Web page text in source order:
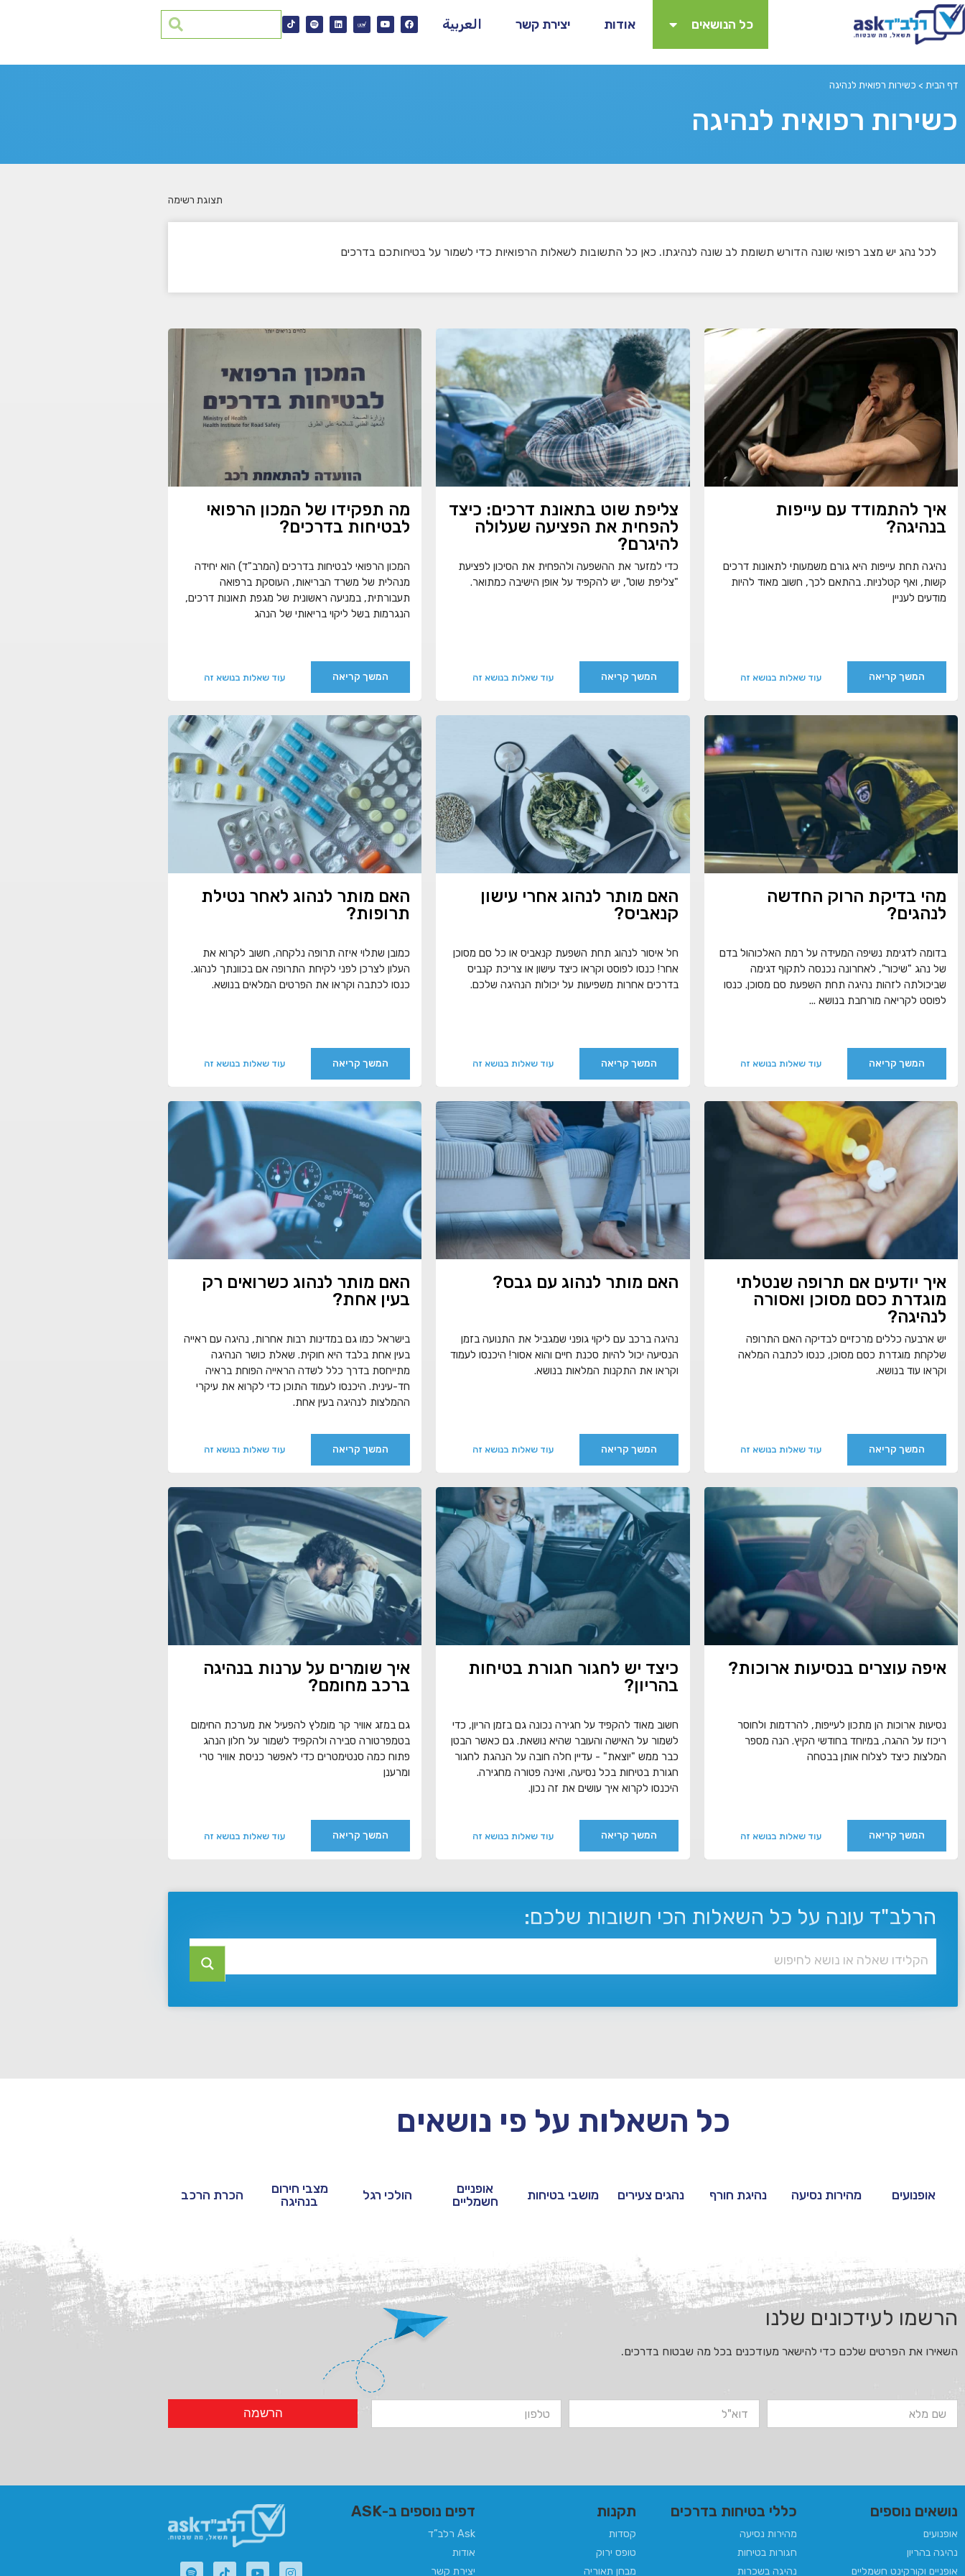
כל הנושאים אודות יצירת קשר العربية
דף הבית > כשירות רפואית לנהיגה​
כשירות רפואית לנהיגה​
תצוגת רשימה
לכל נהג יש מצב רפואי שונה הדורש תשומת לב שונה לנהיגתו. כאן כל התשובות לשאלות הרפואיות כדי לשמור על בטיחותכם בדרכים
איך להתמודד עם עייפות
בנהיגה?
נהיגה תחת עייפות היא גורם משמעותי לתאונות דרכים
קשות, ואף קטלניות. בהתאם לכך, חשוב מאוד להיות
מודעים לעניין
המשך קריאה עוד שאלות בנושא זה
צליפת שוט בתאונת דרכים: כיצד
להפחית את הפציעה שעלולה
להיגרם?
כדי למזער את ההשפעה ולהפחית את הסיכון לפציעת
"צליפת שוט", יש להקפיד על אופן הישיבה כמתואר.
המשך קריאה עוד שאלות בנושא זה
מה תפקידו של המכון הרפואי
לבטיחות בדרכים?
המכון הרפואי לבטיחות בדרכים (המרב"ד) הוא יחידה
מנהלית של משרד הבריאות, העוסקת ברפואה
תעבורתית, במניעה ראשונית של מגפת תאונות דרכים,
הנגרמות בשל ליקוי בריאותי של הנהג
המשך קריאה עוד שאלות בנושא זה
מהי בדיקת הרוק החדשה
לנהגים?
בדומה לדגימת נשיפה המעידה על רמת האלכוהול בדם
של נהג "שיכור", לאחרונה נכנסה לתקוף דגימה
שביכולתה לזהות נהיגה תחת השפעת סם מסוכן. כנסו
לפוסט לקריאה מורחבת בנושא ...
המשך קריאה עוד שאלות בנושא זה
האם מותר לנהוג אחרי עישון
קנאביס?
חל איסור לנהוג תחת השפעת קנאביס או כל סם מסוכן
אחר! כנסו לפוסט וקראו כיצד עישון או צריכת קנביס
בדרכים אחרות משפיעות על יכולות הנהיגה שלכם.
המשך קריאה עוד שאלות בנושא זה
האם מותר לנהוג לאחר נטילת
תרופות?
כמובן שתלוי איזה תרופה נלקחה, חשוב לקרוא את
העלון לצרכן לפני לקיחת התרופה אם בכוונתך לנהוג.
כנסו לכתבה וקראו את הפרטים המלאים בנושא.
המשך קריאה עוד שאלות בנושא זה
איך יודעים אם תרופה שנטלתי
מוגדרת כסם מסוכן ואסורה
לנהיגה?
יש ארבעה כללים מרכזיים לבדיקה האם התרופה
שלקחת מוגדרת כסם מסוכן, כנסו לכתבה המלאה
וקראו עוד בנושא.
המשך קריאה עוד שאלות בנושא זה
האם מותר לנהוג עם גבס?
נהיגה ברכב עם ליקוי גופני שמגביל את התנועה בזמן
הנסיעה יכול להיות סכנת חיים והוא אסור! היכנסו לעמוד
וקראו את התקנות המלאות בנושא.
המשך קריאה עוד שאלות בנושא זה
האם מותר לנהוג כשרואים רק
בעין אחת?
בישראל כמו גם במדינות רבות אחרות, נהיגה עם ראייה
בעין אחת בלבד היא חוקית. שאלת כושר הנהיגה
מתייחסת בדרך כלל לשדה הראייה הפוחת בראיה
חד-עינית. היכנסו לעמוד התוכן כדי לקרוא את עיקרי
ההמלצות לנהיגה בעין אחת.
המשך קריאה עוד שאלות בנושא זה
איפה עוצרים בנסיעות ארוכות?
נסיעות ארוכות הן מתכון לעייפות, להרדמות ולחוסר
ריכוז על ההגה, במיוחד בחודשי הקיץ. הנה מספר
המלצות כיצד לצלוח אותן בבטחה
המשך קריאה עוד שאלות בנושא זה
כיצד יש לחגור חגורת בטיחות
בהריון?
חשוב מאוד להקפיד על חגירה נכונה גם בזמן הריון, כדי
לשמור על האישה והעובר שהיא נושאת. גם כאשר הבטן
כבר ממש "יוצאת" - עדיין חלה חובה על הנהגת לחגור
חגורת בטיחות בכל נסיעה, ואינה פטורה מחגירה.
היכנסו לקרוא איך עושים את זה נכון.
המשך קריאה עוד שאלות בנושא זה
איך שומרים על ערנות בנהיגה
ברכב מחומם?
גם במזג אוויר קר מומלץ להפעיל את מערכת החימום
בטמפרטורה סבירה ולהקפיד לשמור על חלון הנהג
פתוח כמה סנטימטרים כדי לאפשר כניסת אוויר טרי
ומרענן
המשך קריאה עוד שאלות בנושא זה
הרלב"ד עונה על כל השאלות הכי חשובות שלכם:
כל השאלות על פי נושאים
אופנועים מהירות נסיעה נהיגת חורף נהגים צעירים מושבי בטיחות
אופניים
חשמליים
הולכי רגל
מצבי חירום
בנהיגה
הכרת הרכב
הרשמו לעידכונים שלנו
השאירו את הפרטים שלכם כדי להישאר מעודכנים בכל מה שבטוח בדרכים.
הרשמה
נושאים נוספים
אופנועים
נהיגה בהריון​
אופניים וקורקינט חשמליים
כללי בטיחות בדרכים
מהירות נסיעה
חגורות בטיחות
נהיגה בשכרות
תקנות
קסדות
טופס ירוק
מבחן תאוריה
דפים נוספים ב-ASK
Ask רלב”ד
אודות
יצירת קשר